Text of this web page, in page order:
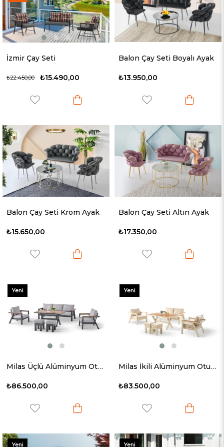
İzmir Çay Seti
₺15.490,00
₺22.450,00
Balon Çay Seti Boyalı Ayak
₺13.950,00
Balon Çay Seti Krom Ayak
₺15.650,00
Balon Çay Seti Altın Ayak
₺17.350,00
Milas Üçlü Alüminyum Oturma Grubu
₺86.500,00
Yeni
Milas İkili Alüminyum Oturma Grubu
₺83.500,00
Yeni
Yeni Yeni